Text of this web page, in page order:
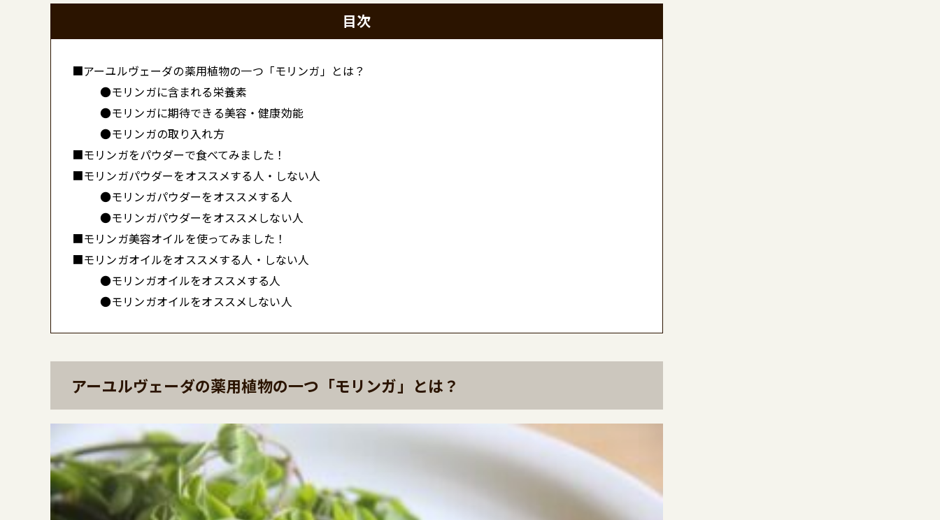
目次
■アーユルヴェーダの薬用植物の一つ「モリンガ」とは？
●モリンガに含まれる栄養素
●モリンガに期待できる美容・健康効能
●モリンガの取り入れ方
■モリンガをパウダーで食べてみました！
■モリンガパウダーをオススメする人・しない人
●モリンガパウダーをオススメする人
●モリンガパウダーをオススメしない人
■モリンガ美容オイルを使ってみました！
■モリンガオイルをオススメする人・しない人
●モリンガオイルをオススメする人
●モリンガオイルをオススメしない人
アーユルヴェーダの薬用植物の一つ「モリンガ」とは？